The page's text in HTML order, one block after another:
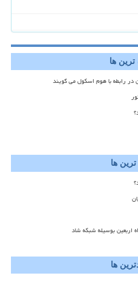
ترین ها
در رابطه با هوم اسکول می گویند
ها
اربعین بوسیله شبکه شاد
ها